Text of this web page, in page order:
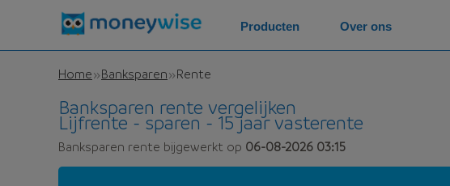
Home Banksparen Rente
Banksparen rente vergelijken
Lijfrente - sparen - 15 jaar vasterente
Banksparen rente bijgewerkt op 06-08-2026 03:15
Producten Over ons